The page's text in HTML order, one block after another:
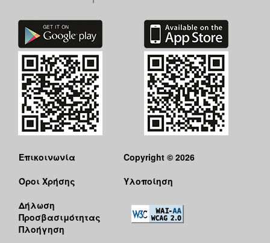
ΔΗΜΟΣ
ΠΟΛΙΤΙΣΜΟΣ
ΑΝΘΕΚΤΙΚΗ
ΠΟΛΗ
Επικοινωνία
Όροι Χρήσης
Δήλωση
Προσβασιμότητας
Πλοήγηση
Copyright © 2026
Υλοποίηση